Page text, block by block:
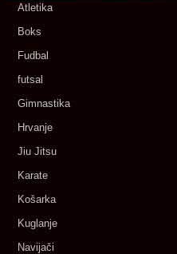
Atletika
Boks
Fudbal
futsal
Gimnastika
Hrvanje
Jiu Jitsu
Karate
Košarka
Kuglanje
Navijači